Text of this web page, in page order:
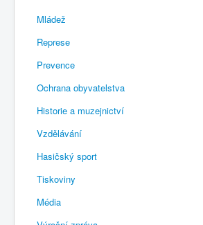
Mládež
Represe
Prevence
Ochrana obyvatelstva
Historie a muzejnictví
Vzdělávání
Hasičský sport
Tiskoviny
Média